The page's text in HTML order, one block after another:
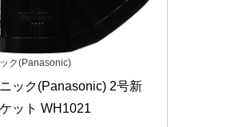
ク(Panasonic)
ック(Panasonic) 2号新
ット WH1021